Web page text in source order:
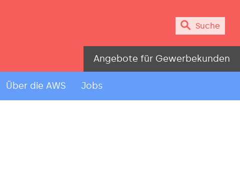
Suche
Angebote für Gewerbekunden
Über die AWS Jobs